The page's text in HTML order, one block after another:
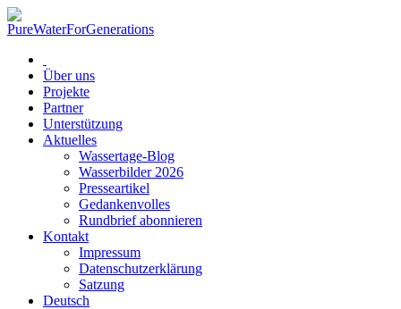
Über uns
Projekte
Partner
Unterstützung
Aktuelles
Wassertage-Blog
Wasserbilder 2026
Presseartikel
Gedankenvolles
Rundbrief abonnieren
Kontakt
Impressum
Datenschutzerklärung
Satzung
Deutsch